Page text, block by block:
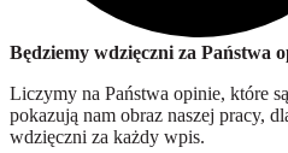
Będziemy wdzięczni za Państwa
Liczymy na Państwa opinie, które
pokazują nam obraz naszej pracy,
wdzięczni za każdy wpis.